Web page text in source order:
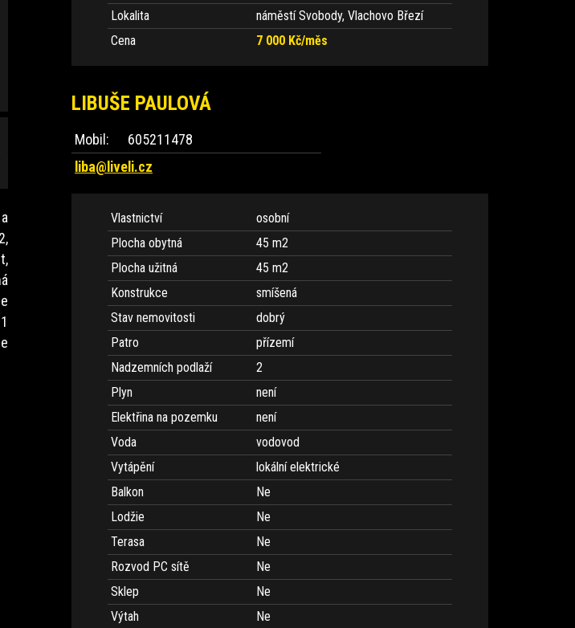
Lokalita
náměstí Svobody, Vlachovo Březí
Cena
7 000 Kč/měs
LIBUŠE PAULOVÁ
Mobil:
605211478
liba@liveli.cz
Vlastnictví
osobní
Plocha obytná
45 m2
Plocha užitná
45 m2
Konstrukce
smíšená
Stav nemovitosti
dobrý
Patro
přízemí
Nadzemních podlaží
2
Plyn
není
Elektřina na pozemku
není
Voda
vodovod
Vytápění
lokální elektrické
Balkon
Ne
Lodžie
Ne
Terasa
Ne
Rozvod PC sítě
Ne
Sklep
Ne
Výtah
Ne